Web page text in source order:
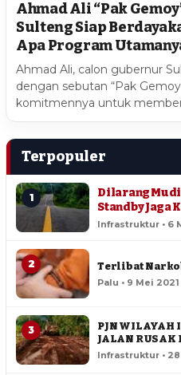
Ahmad Ali “Pak
Sulteng Siap
Apa Program
Ahmad Ali, calon gubernur
dengan sebutan “Pak
komitmennya untuk
Terpopuler
1
Dilarang
Standby Jaga
Infrastruktur • 6
2 Terlibat
Palu • 9 Mei
3
PJN WILAYAH
JALAN RUSAK
Infrastruktur • 28